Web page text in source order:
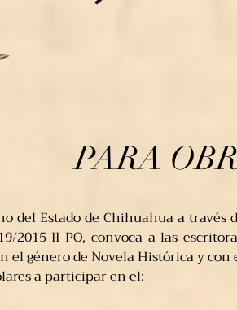
PARA
del Estado de Chihuahua a
2015 II PO, convoca a las
el género de Novela Histórica y
a participar en el: